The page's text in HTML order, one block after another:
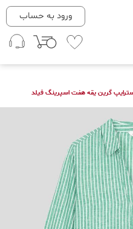
ورود به حساب
گرین یقه هفت اسپرینگ فیلد